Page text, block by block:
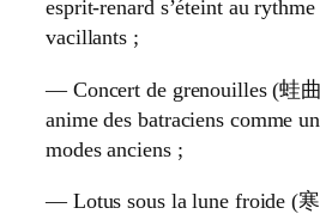
esprit-renard s’éteint au
vacillants ;
— Concert de grenouilles (蛙
anime des batraciens comme
modes anciens ;
— Lotus sous la lune froide (